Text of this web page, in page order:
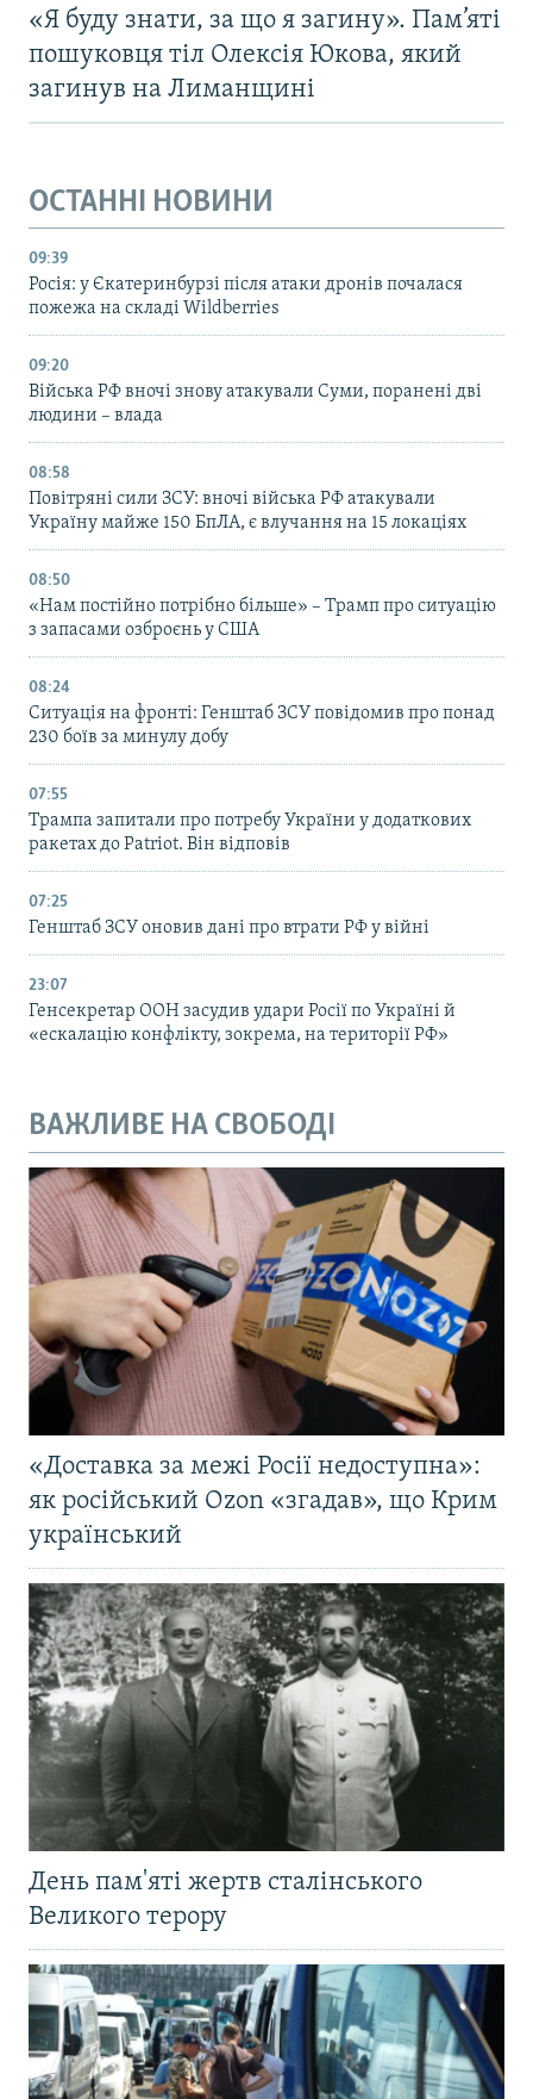
«Я буду знати, за що я загину». Пам’яті
пошуковця тіл Олексія Юкова, який
загинув на Лиманщині
ОСТАННІ НОВИНИ
09:39
Росія: у Єкатеринбурзі після атаки дронів почалася
пожежа на складі Wildberries
09:20
Війська РФ вночі знову атакували Суми, поранені дві
людини – влада
08:58
Повітряні сили ЗСУ: вночі війська РФ атакували
Україну майже 150 БпЛА, є влучання на 15 локаціях
08:50
«Нам постійно потрібно більше» – Трамп про ситуацію
з запасами озброєнь у США
08:24
Ситуація на фронті: Генштаб ЗСУ повідомив про понад
230 боїв за минулу добу
07:55
Трампа запитали про потребу України у додаткових
ракетах до Patriot. Він відповів
07:25
Генштаб ЗСУ оновив дані про втрати РФ у війні
23:07
Генсекретар ООН засудив удари Росії по Україні й
«ескалацію конфлікту, зокрема, на території РФ»
ВАЖЛИВЕ НА СВОБОДІ
«Доставка за межі Росії недоступна»:
як російський Ozon «згадав», що Крим
український
День пам'яті жертв сталінського
Великого терору